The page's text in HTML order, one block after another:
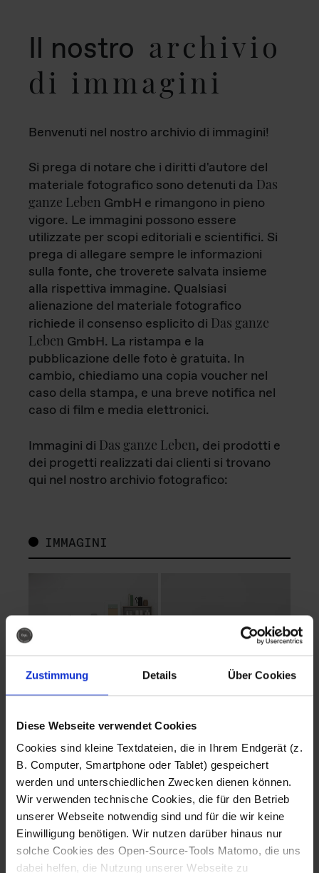
Zustimmung Details Über Cookies
Diese Webseite verwendet Cookies
Cookies sind kleine Textdateien, die in Ihrem Endgerät (z.
B. Computer, Smartphone oder Tablet) gespeichert
werden und unterschiedlichen Zwecken dienen können.
Wir verwenden technische Cookies, die für den Betrieb
unserer Webseite notwendig sind und für die wir keine
Einwilligung benötigen. Wir nutzen darüber hinaus nur
solche Cookies des Open-Source-Tools Matomo, die uns
dabei helfen, die Nutzung unserer Webseite zu
Il nostro archivio
di immagini
Benvenuti nel nostro archivio di immagini!
Si prega di notare che i diritti d'autore del
materiale fotografico sono detenuti da Das
ganze Leben GmbH e rimangono in pieno
vigore. Le immagini possono essere
utilizzate per scopi editoriali e scientifici. Si
prega di allegare sempre le informazioni
sulla fonte, che troverete salvata insieme
alla rispettiva immagine. Qualsiasi
alienazione del materiale fotografico
richiede il consenso esplicito di Das ganze
Leben GmbH. La ristampa e la
pubblicazione delle foto è gratuita. In
cambio, chiediamo una copia voucher nel
caso della stampa, e una breve notifica nel
caso di film e media elettronici.
Immagini di Das ganze Leben, dei prodotti e
dei progetti realizzati dai clienti si trovano
qui nel nostro archivio fotografico:
IMMAGINI
Fotografo: Lorenz
Sternbach
Download
Fotografo: Lorenz
Sternbach
Download